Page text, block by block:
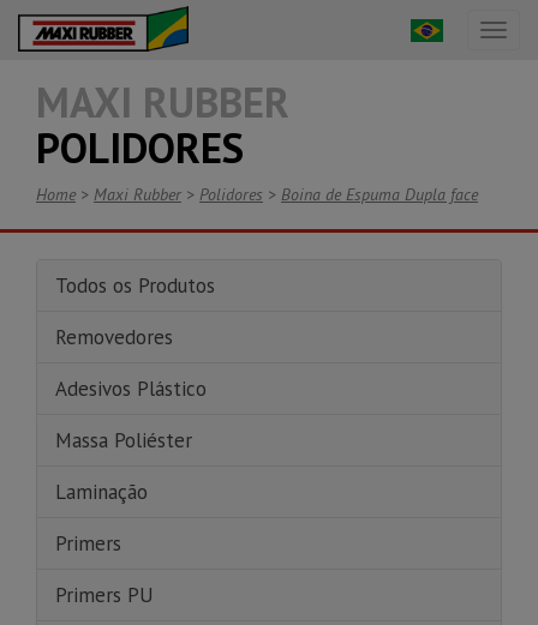
MAXI RUBBER
POLIDORES
Home > Maxi Rubber > Polidores > Boina de Espuma Dupla face
Todos os Produtos
Removedores
Adesivos Plástico
Massa Poliéster
Laminação
Primers
Primers PU